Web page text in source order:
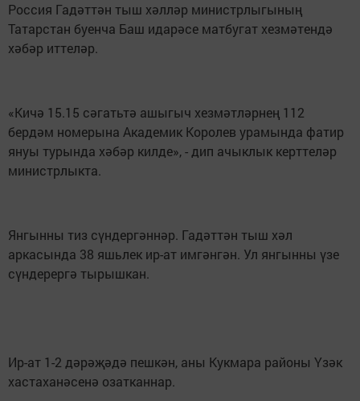
Россия Гадәттән тыш хәлләр министрлыгының
Татарстан буенча Баш идарәсе матбугат хезмәтендә
хәбәр иттеләр.
«Кичә 15.15 сәгатьтә ашыгыч хезмәтләрнең 112
бердәм номерына Академик Королев урамында фатир
януы турында хәбәр килде», - дип ачыклык керттеләр
министрлыкта.
Янгынны тиз сүндергәннәр. Гадәттән тыш хәл
аркасында 38 яшьлек ир-ат имгәнгән. Ул янгынны үзе
сүндерергә тырышкан.
Ир-ат 1-2 дәрәҗәдә пешкән, аны Кукмара районы Үзәк
хастаханәсенә озатканнар.